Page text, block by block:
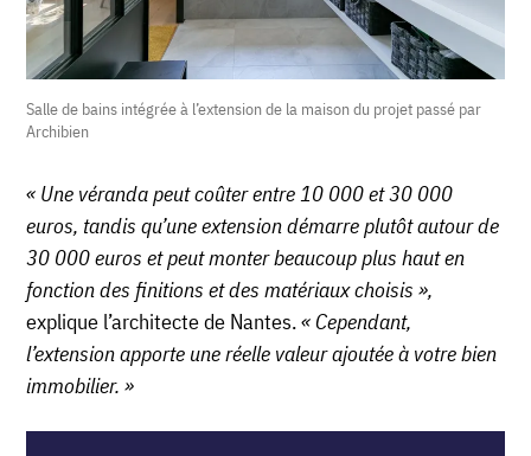
Salle de bains intégrée à l’extension de la maison du projet passé par
Archibien
« Une véranda peut coûter entre 10 000 et 30 000
euros, tandis qu’une extension démarre plutôt autour de
30 000 euros et peut monter beaucoup plus haut en
fonction des finitions et des matériaux choisis »,
explique l’architecte de Nantes.« Cependant,
l’extension apporte une réelle valeur ajoutée à votre bien
immobilier. »